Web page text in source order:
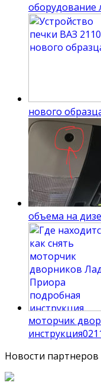
оборудование
нового
объема на
моторчик
инструкция0
Новости партнеров